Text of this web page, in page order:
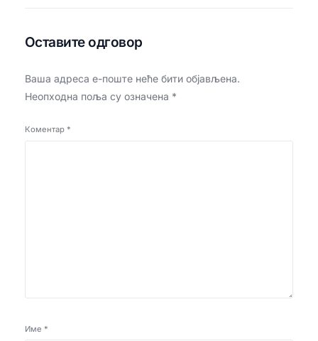
Оставите одговор
Ваша адреса е-поште неће бити објављена.
Неопходна поља су означена *
Коментар *
Име *